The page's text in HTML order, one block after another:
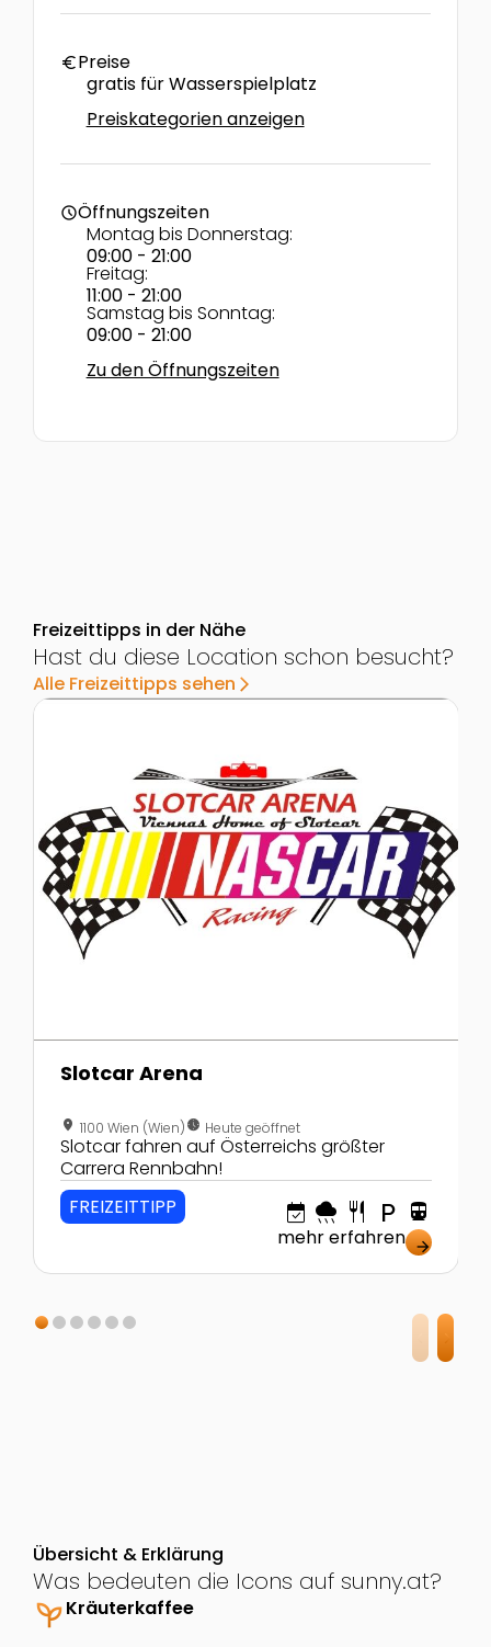
euroPreise
gratis für Wasserspielplatz
Preiskategorien anzeigen
scheduleÖffnungszeiten
Montag bis Donnerstag:
09:00 - 21:00
Freitag:
11:00 - 21:00
Samstag bis Sonntag:
09:00 - 21:00
Zu den Öffnungszeiten
Freizeittipps in der Nähe
Hast du diese Location schon besucht?
Alle Freizeittipps sehen arrow_forward_ios
Zur Detailseite von Slotcar Arena
Slotcar Arena
location_on 1100 Wien (Wien)nest_clock_farsight_analog Heute geöffnet
Slotcar fahren auf Österreichs größter
Carrera Rennbahn!
FREIZEITTIPP
event_available rainy restaurant local_parking directions_transit
mehr erfahren arrow_forward
Übersicht & Erklärung
Was bedeuten die Icons auf sunny.at?
psychiatryKräuterkaffee